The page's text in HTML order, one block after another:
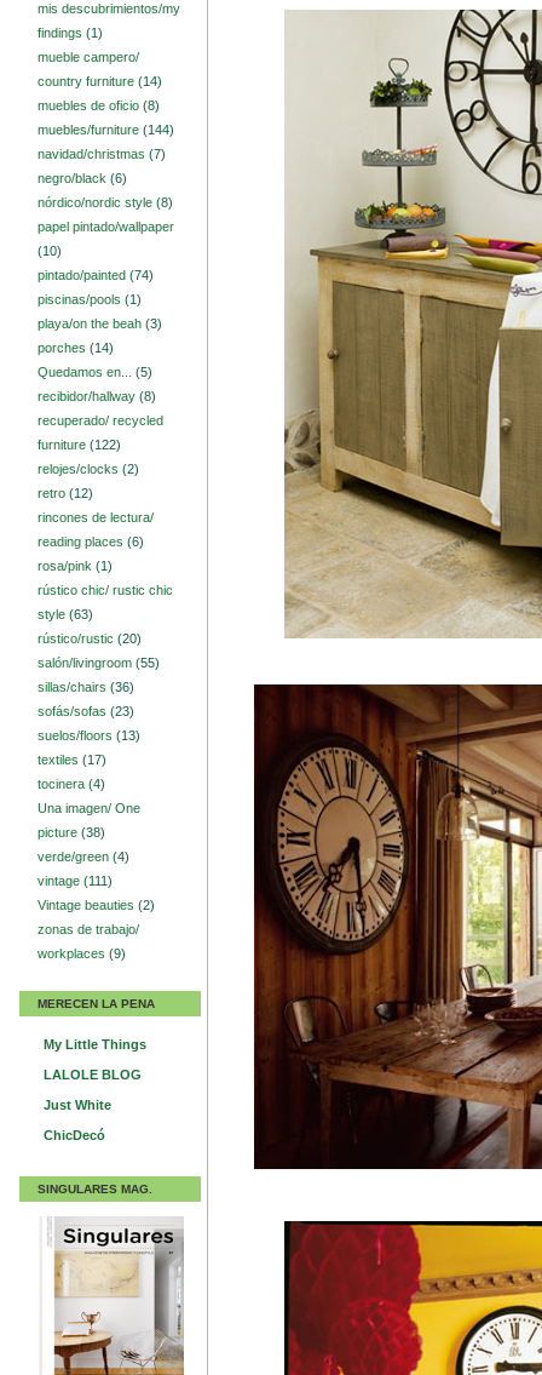
mis descubrimientos/my
findings (1)
mueble campero/
country furniture (14)
muebles de oficio (8)
muebles/furniture (144)
navidad/christmas (7)
negro/black (6)
nórdico/nordic style (8)
papel pintado/wallpaper
(10)
pintado/painted (74)
piscinas/pools (1)
playa/on the beah (3)
porches (14)
Quedamos en... (5)
recibidor/hallway (8)
recuperado/ recycled
furniture (122)
relojes/clocks (2)
retro (12)
rincones de lectura/
reading places (6)
rosa/pink (1)
rústico chic/ rustic chic
style (63)
rústico/rustic (20)
salón/livingroom (55)
sillas/chairs (36)
sofás/sofas (23)
suelos/floors (13)
textiles (17)
tocinera (4)
Una imagen/ One
picture (38)
verde/green (4)
vintage (111)
Vintage beauties (2)
zonas de trabajo/
workplaces (9)
MERECEN LA PENA
My Little Things
LALOLE BLOG
Just White
ChicDecó
SINGULARES MAG.